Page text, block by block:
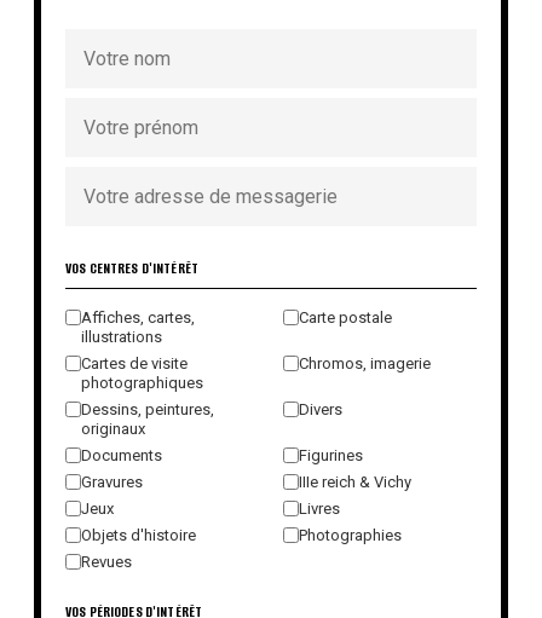
VOS CENTRES D'INTÉRÊT
Affiches, cartes,
illustrations
Carte postale
Cartes de visite
photographiques
Chromos, imagerie
Dessins, peintures,
originaux
Divers
Documents
Figurines
Gravures
IIIe reich & Vichy
Jeux
Livres
Objets d'histoire
Photographies
Revues
VOS PÉRIODES D'INTÉRÊT